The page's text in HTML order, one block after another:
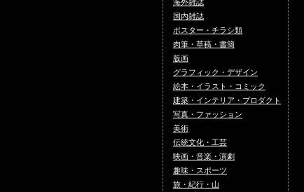
海外雑誌
国内雑誌
ポスター・チラシ類
肉筆・草稿・書簡
版画
グラフィック・デザイン
絵本・イラスト・コミック
建築・インテリア・プロダクト
写真・ファッション
美術
伝統文化・工芸
映画・音楽・演劇
趣味・スポーツ
旅・紀行・山